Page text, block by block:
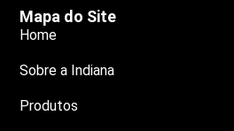
Mapa do Site
Home
Sobre a Indiana
Produtos